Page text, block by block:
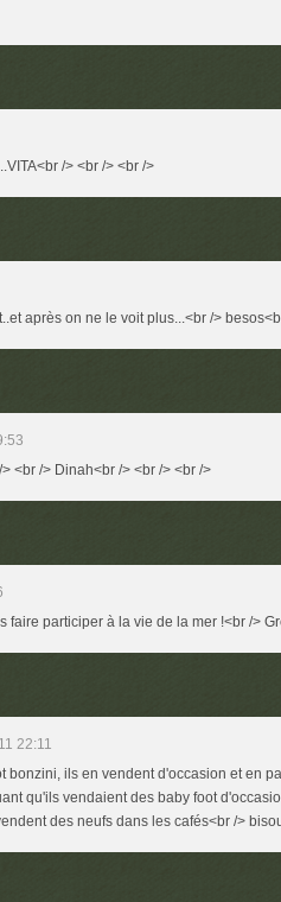
/> <br /> <br />
après on ne le voit plus...<br />
<br /> Dinah<br /> <br /> <br />
faire participer à la vie de la mer !<br />
22:11
bonzini, ils en vendent d'occasion et en
qu'ils vendaient des baby foot
des neufs dans les cafés<br />